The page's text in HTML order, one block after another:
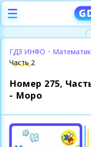
ГДЗ ИНФО •
Часть 2
Номер 275,
- Моро